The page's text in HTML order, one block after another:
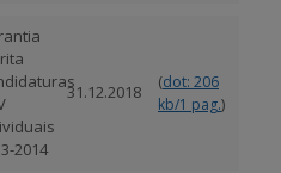
2014
31.12.2018 (dot: 206
kb/1 pag.)